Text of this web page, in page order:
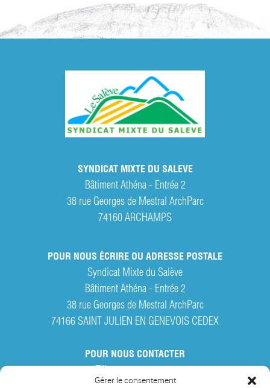
Gérer le consentement
SYNDICAT MIXTE DU SALEVE
Bâtiment Athéna - Entrée 2
38 rue Georges de Mestral ArchParc
74160 ARCHAMPS
POUR NOUS ÉCRIRE OU ADRESSE POSTALE
Syndicat Mixte du Salève
Bâtiment Athéna - Entrée 2
38 rue Georges de Mestral ArchParc
74166 SAINT JULIEN EN GENEVOIS CEDEX
POUR NOUS CONTACTER
Par courriel